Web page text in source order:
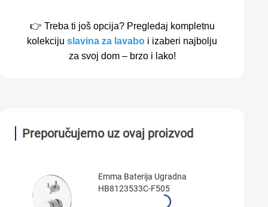
👉 Treba ti još opcija? Pregledaj kompletnu
kolekciju slavina za lavabo i izaberi najbolju
za svoj dom – brzo i lako!
Preporučujemo uz ovaj proizvod
Emma Baterija Ugradna
HB8123533C-F505